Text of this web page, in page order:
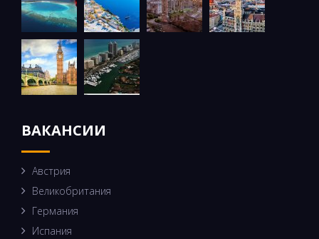
ВАКАНСИИ
Австрия
Великобритания
Германия
Испания